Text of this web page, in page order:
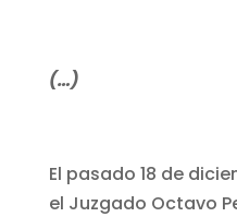
(…)
El pasado 18 de
el Juzgado Octavo